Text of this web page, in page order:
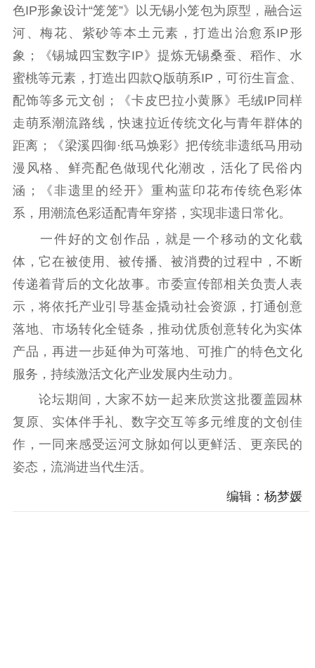
色IP形象设计“笼笼”》以无锡小笼包为原型，融合运
河、梅花、紫砂等本土元素，打造出治愈系IP形
象；《锡城四宝数字IP》提炼无锡桑蚕、稻作、水
蜜桃等元素，打造出四款Q版萌系IP，可衍生盲盒、
配饰等多元文创；《卡皮巴拉小黄豚》毛绒IP同样
走萌系潮流路线，快速拉近传统文化与青年群体的
距离；《梁溪四御·纸马焕彩》把传统非遗纸马用动
漫风格、鲜亮配色做现代化潮改，活化了民俗内
涵；《非遗里的经开》重构蓝印花布传统色彩体
系，用潮流色彩适配青年穿搭，实现非遗日常化。
一件好的文创作品，就是一个移动的文化载
体，它在被使用、被传播、被消费的过程中，不断
传递着背后的文化故事。市委宣传部相关负责人表
示，将依托产业引导基金撬动社会资源，打通创意
落地、市场转化全链条，推动优质创意转化为实体
产品，再进一步延伸为可落地、可推广的特色文化
服务，持续激活文化产业发展内生动力。
论坛期间，大家不妨一起来欣赏这批覆盖园林
复原、实体伴手礼、数字交互等多元维度的文创佳
作，一同来感受运河文脉如何以更鲜活、更亲民的
姿态，流淌进当代生活。
编辑：杨梦媛